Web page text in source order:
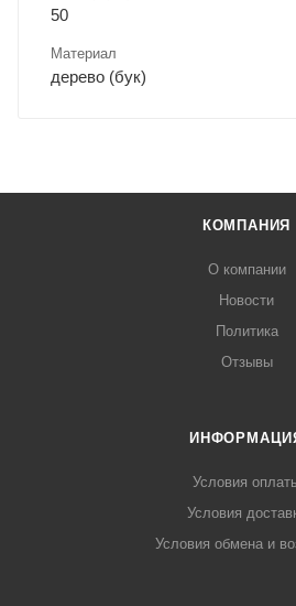
50
Материал
дерево (бук)
КОМПАНИЯ
О компании
Новости
Политика
Отзывы
Условия
Условия
Условия обмена и